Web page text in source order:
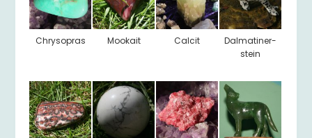
Chrysopras Mookait Calcit
Dalmatiner-
stein